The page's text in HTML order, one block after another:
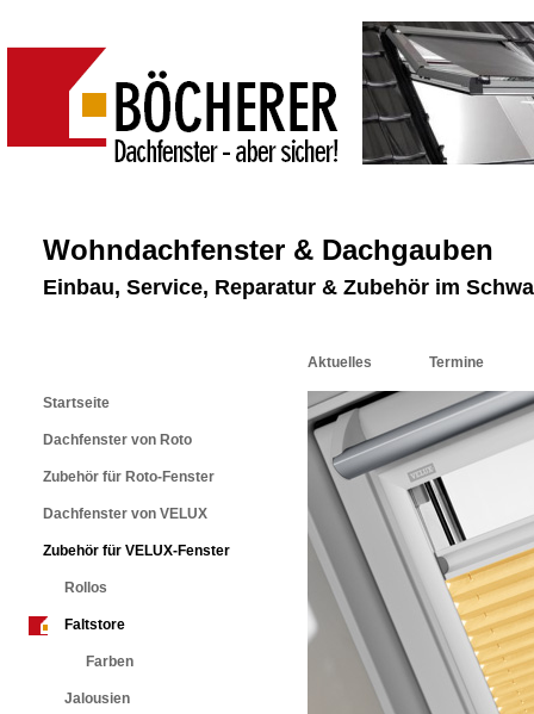
Wohndachfenster & Dachgauben
Einbau, Service, Reparatur & Zubehör im
Startseite
Dachfenster von Roto
Zubehör für Roto-Fenster
Dachfenster von VELUX
Zubehör für VELUX-Fenster
Rollos
Faltstore
Farben
Jalousien
Aktuelles Termine